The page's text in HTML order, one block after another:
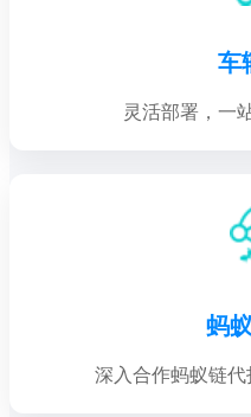
车
灵活部署，一
蚂
深入合作蚂蚁链